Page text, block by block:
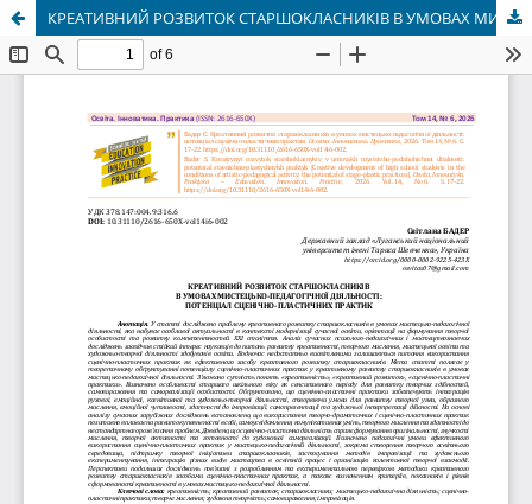
КРЕАТИВНИЙ РОЗВИТОК СТАРШОКЛАСНИКІВ В УМОВАХ МИСТЕЦЬКО-ПЕДАГОГІЧНОЇ ДІЯЛЬНОСТІ: ПОТЕНЦІАЛ СЦЕНІЧНО-ПЛАСТИЧНИХ ПРАКТИК